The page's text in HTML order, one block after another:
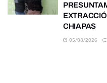
CHIAPAS
05/08/2026